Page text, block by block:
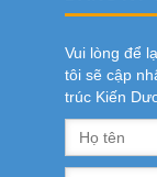
Vui lòng để
tôi sẽ cập
trúc Kiến